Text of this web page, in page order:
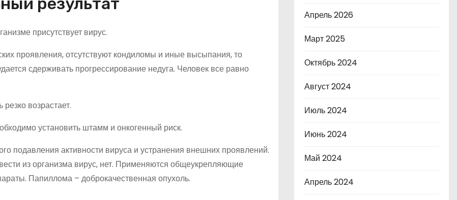
присутствует вирус.
проявления, отсутствуют кондиломы и иные высыпания, то
сдерживать прогрессирование недуга. Человек все равно
возрастает.
установить штамм и онкогенный риск.
подавления активности вируса и устранения внешних проявлений.
из организма вирус, нет. Применяются общеукрепляющие
Папиллома – доброкачественная опухоль.
Апрель 2026
Март 2025
Октябрь 2024
Август 2024
Июль 2024
Июнь 2024
Май 2024
Апрель 2024